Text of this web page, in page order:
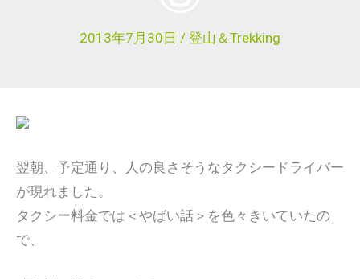
2013年7月30日 / 登山＆Trekking
翌朝、予定通り、人の良さそうなタクシードライバー
が現れました。
タクシー料金では＜やばい話＞を色々きいていたの
で、